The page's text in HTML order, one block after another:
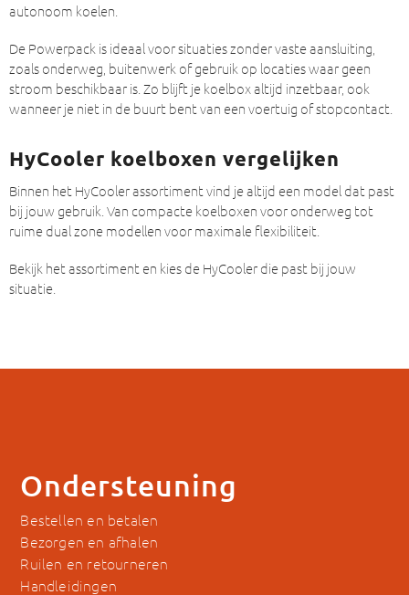
autonoom koelen.
De Powerpack is ideaal voor situaties zonder vaste aansluiting,
zoals onderweg, buitenwerk of gebruik op locaties waar geen
stroom beschikbaar is. Zo blijft je koelbox altijd inzetbaar, ook
wanneer je niet in de buurt bent van een voertuig of stopcontact.
HyCooler koelboxen vergelijken
Binnen het HyCooler assortiment vind je altijd een model dat past
bij jouw gebruik. Van compacte koelboxen voor onderweg tot
ruime dual zone modellen voor maximale flexibiliteit.
Bekijk het assortiment en kies de HyCooler die past bij jouw
situatie.
Ondersteuning
Bestellen en betalen
Bezorgen en afhalen
Ruilen en retourneren
Handleidingen